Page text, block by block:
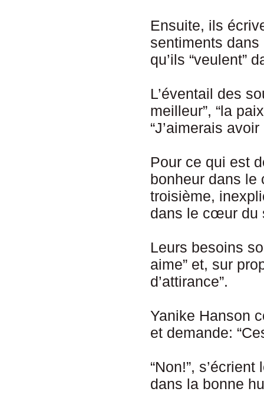
Ensuite, ils
sentiments
qu’ils “veulent”
L’éventail des
meilleur”, “la
“J’aimerais
Pour ce qui est
bonheur dans
troisième,
dans le cœur du
Leurs besoins
aime” et, sur
d’attirance”.
Yanike Hanson
et demande:
“Non!”,
dans la bonne